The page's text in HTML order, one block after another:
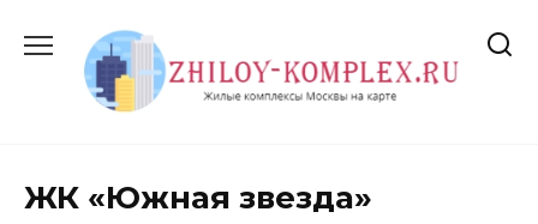
содержанию
ЖК «Южная звезда»